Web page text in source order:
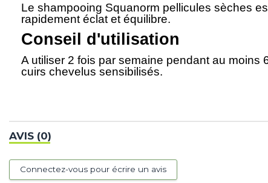
Le shampooing Squanorm pellicules sèches
rapidement éclat et équilibre.
Conseil d'utilisation
A utiliser 2 fois par semaine pendant au
cuirs chevelus sensibilisés.
AVIS (0)
Connectez-vous pour écrire un avis